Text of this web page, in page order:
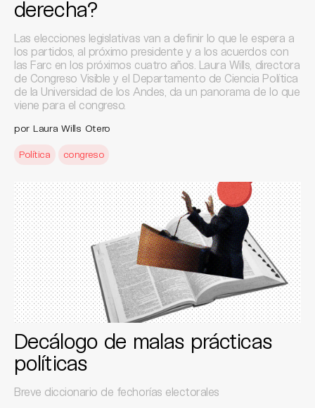
derecha?
Las elecciones legislativas van a definir lo que le espera a
los partidos, al próximo presidente y a los acuerdos con
las Farc en los próximos cuatro años. Laura Wills, directora
de Congreso Visible y el Departamento de Ciencia Política
de la Universidad de los Andes, da un panorama de lo que
viene para el congreso.
por Laura Wills Otero
Política congreso
Decálogo de malas prácticas
políticas
Breve diccionario de fechorías electorales